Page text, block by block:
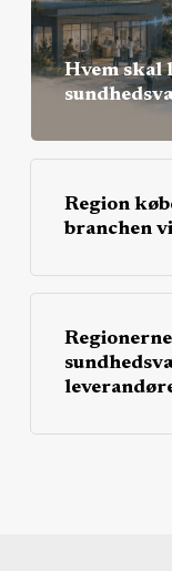
Hvem skal
Region
branchen